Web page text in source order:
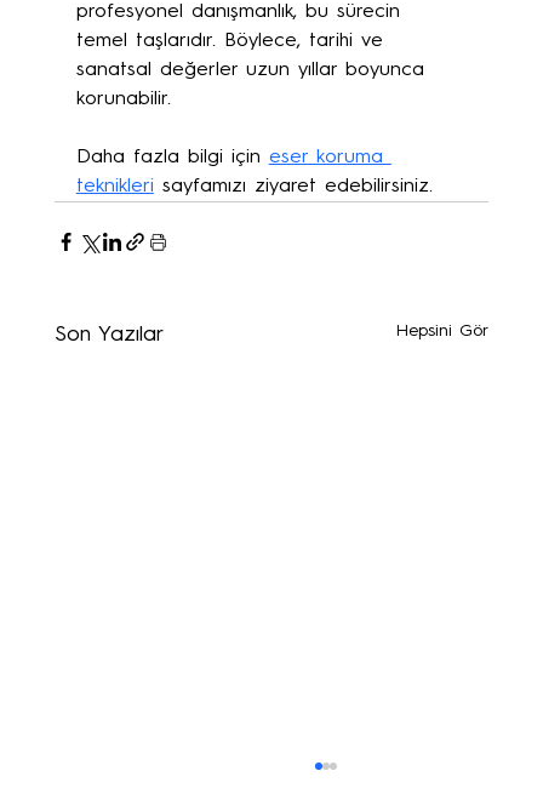
profesyonel danışmanlık, bu sürecin
temel taşlarıdır. Böylece, tarihi ve
sanatsal değerler uzun yıllar boyunca
korunabilir.
Daha fazla bilgi için eser koruma
teknikleri sayfamızı ziyaret edebilirsiniz.
Son Yazılar Hepsini Gör